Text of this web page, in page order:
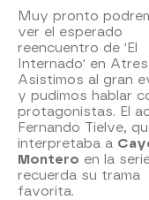
Muy pronto
ver el esperado
reencuentro de 'El
Internado' en
Asistimos al gran
y pudimos hablar
protagonistas. El
Fernando Tielve,
interpretaba a
Montero en la
recuerda su trama
favorita.